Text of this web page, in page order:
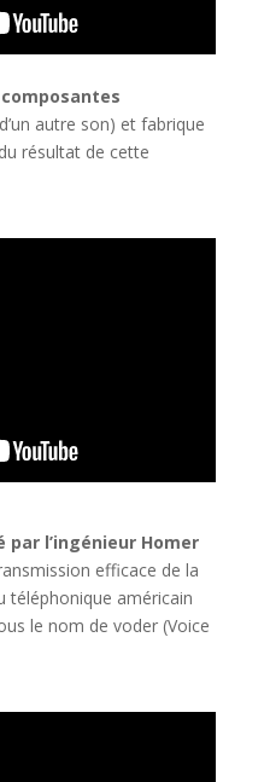
autre son) et fabrique
résultat de cette
l’ingénieur Homer
efficace de la
téléphonique américain
le nom de voder (Voice